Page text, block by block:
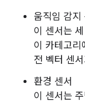
움직임 감지
이 센서는
이 카테고리
전 벡터 센
환경 센서
이 센서는